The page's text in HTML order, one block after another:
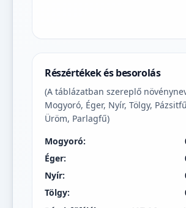
Részértékek és besorolás
(A táblázatban szereplő
Mogyoró, Éger, Nyír, Tölgy,
Üröm, Parlagfű)
Mogyoró:
Éger:
Nyír:
Tölgy: